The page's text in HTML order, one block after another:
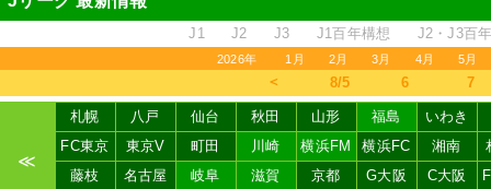
J1 J2 J3 J1百年構想 J2・J3百
2026年 1月 2月 3月 4月 5月
＜ 8/5 6 7
≪
札幌 八戸 仙台 秋田 山形 福島
いわき
FC東京
東京V 町田 川崎 横浜FM 横浜FC 湘南
藤枝
名古屋 岐阜 滋賀 京都 G大阪 C大阪